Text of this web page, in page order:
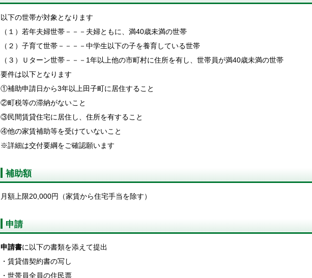
以下の世帯が対象となります
（１）若年夫婦世帯－－－夫婦ともに、満40歳未満の世帯
（２）子育て世帯－－－－中学生以下の子を養育している世帯
（３）Ｕターン世帯－－－1年以上他の市町村に住所を有し、世帯員が満40歳未満の世帯
要件は以下となります
①補助申請日から3年以上田子町に居住すること
②町税等の滞納がないこと
③民間賃貸住宅に居住し、住所を有すること
④他の家賃補助等を受けていないこと
※詳細は交付要綱をご確認願います
補助額
月額上限20,000円（家賃から住宅手当を除す）
申請
申請書に以下の書類を添えて提出
・賃貸借契約書の写し
・世帯員全員の住民票